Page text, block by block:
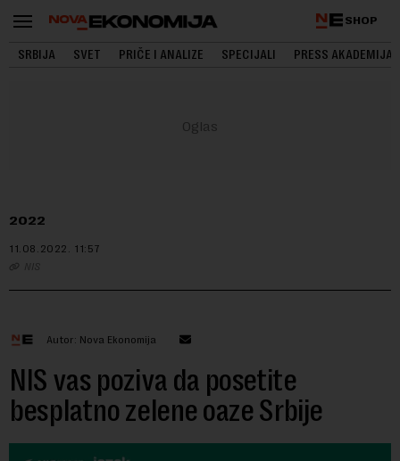
SHOP
SRBIJA SVET PRIČE I ANALIZE SPECIJALI PRESS AKADEMIJA
2022
11.08.2022. 11:57
NIS
Autor: Nova Ekonomija
NIS vas poziva da posetite
besplatno zelene oaze Srbije